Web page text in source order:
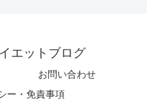
エットブログ
お問い合わせ
ー・免責事項